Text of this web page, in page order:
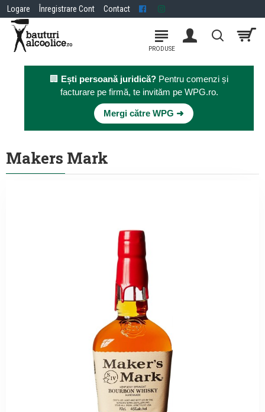
Logare Înregistrare Cont Contact
🏢 Ești persoană juridică? Pentru comenzi și
facturare pe firmă, te invităm pe WPG.ro.
Mergi către WPG ➜
Makers Mark